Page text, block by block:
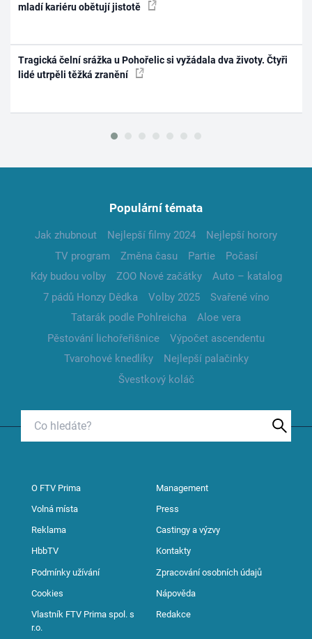
mladí kariéru obětují jistotě
Tragická čelní srážka u Pohořelic si vyžádala dva životy. Čtyři
lidé utrpěli těžká zranění
Populární témata
Jak zhubnout Nejlepší filmy 2024
Nejlepší horory
TV program
Změna času Partie
Počasí
Kdy budou volby
ZOO Nové začátky
Auto – katalog
7 pádů Honzy Dědka
Volby 2025
Svařené víno
Tatarák podle Pohlreicha
Aloe vera
Pěstování lichořeřišnice
Výpočet ascendentu
Tvarohové knedlíky
Nejlepší palačinky
Švestkový koláč
O FTV Prima Management
Volná místa Press
Reklama Castingy a výzvy
HbbTV Kontakty
Podmínky užívání Zpracování osobních údajů
Cookies Nápověda
Vlastník FTV Prima spol. s
r.o.
Redakce